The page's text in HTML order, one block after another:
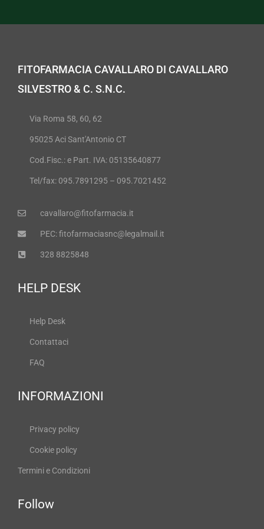
FITOFARMACIA CAVALLARO DI CAVALLARO
SILVESTRO & C. S.N.C.
Via Roma 58, 60, 62
95025 Aci Sant'Antonio CT
Cod.Fisc.: e Part. IVA: 05135640877
Tel/fax: 095.7891295 – 095.7021452
cavallaro@fitofarmacia.it
PEC: fitofarmaciasnc@legalmail.it
328 8825848
HELP DESK
Help Desk
Contattaci
FAQ
INFORMAZIONI
Privacy policy
Cookie policy
Termini e Condizioni
Follow